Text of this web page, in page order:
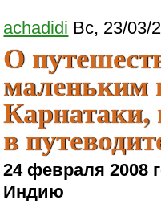
achadidi Вс, 23/03/
О
маленьким
в
24 февраля 2008
Индию